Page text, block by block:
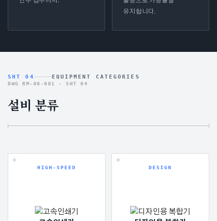
유지합니다.
SHT 04 EQUIPMENT CATEGORIES
DWG RM-08-001 ·SHT 04
설비 분류
HIGH-SPEED DESIGN